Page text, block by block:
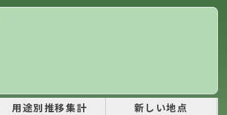
用途別推移集計 新しい地点